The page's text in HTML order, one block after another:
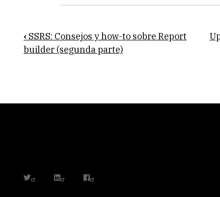
Book
traversal
SSRS:
rendimiento
‹ SSRS: Consejos y how-to sobre Report
builder (segunda parte)
twitterlinkedinfacebook